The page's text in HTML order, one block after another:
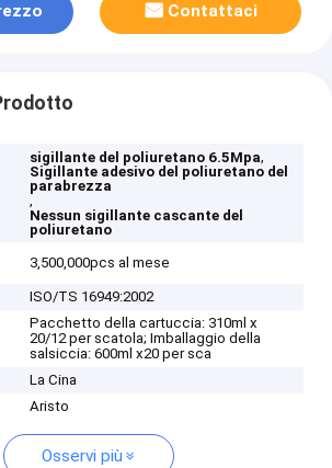
Contattaci
sigillante del poliuretano 6.5Mpa,
Sigillante adesivo del poliuretano del
parabrezza
,
Nessun sigillante cascante del
poliuretano
3,500,000pcs al mese
ISO/TS 16949:2002
Pacchetto della cartuccia: 310ml x
20/12 per scatola; Imballaggio della
salsiccia: 600ml x20 per sca
La Cina
Aristo
Osservi più